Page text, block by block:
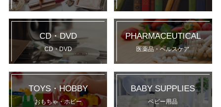
CD・DVD
CD・DVD
PHARMACEUTICAL
医薬品・ヘルスケア
TOYS・HOBBY
おもちゃ・ホビー
BABY SUPPLIES
ベビー用品